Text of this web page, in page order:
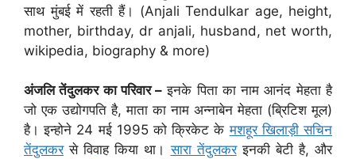
साथ मुंबई में रहती हैं। (Anjali Tendulkar age, height,
mother, birthday, dr anjali, husband, net worth,
wikipedia, biography & more)
अंजलि तेंदुलकर का परिवार – इनके पिता का नाम आनंद मेहता है
जो एक उद्योगपति है, माता का नाम अन्नाबेन मेहता (ब्रिटिश मूल)
है। इन्होने 24 मई 1995 को क्रिकेट केमशहूर खिलाड़ी सचिन
तेंदुलकरसे विवाह किया था।सारा तेंदुलकरइनकी बेटी है, और